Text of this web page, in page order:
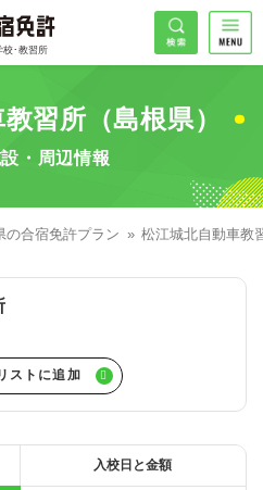
校･教習所
免許ランキング
すすめの教習所
つかりました
検索
習所（島根県）
・周辺情報
の合宿免許プラン 松江城北自動車教
入校日と金額